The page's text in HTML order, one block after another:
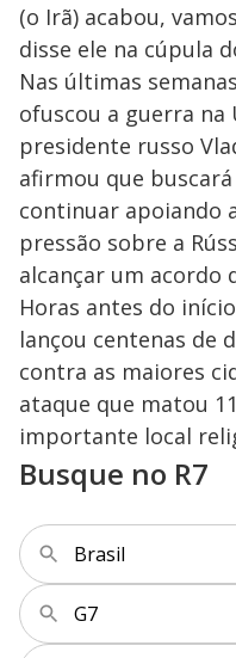
(o Irã) acabou,
disse ele na cúpula
Nas últimas
ofuscou a guerra na
presidente russo
afirmou que
continuar apoiando
pressão sobre a
alcançar um acordo
Horas antes do
lançou centenas de
contra as maiores
ataque que matou
importante local
Busque no R7
Brasil
G7